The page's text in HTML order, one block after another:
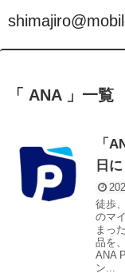
「 ANA 」一覧
「
日
徒歩
のマ
まっ
品を
ANA
ン...